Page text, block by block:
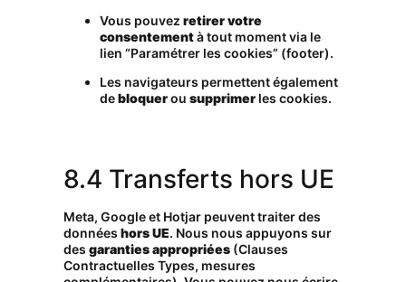
Vous pouvezretirer votre
consentementà tout moment via le
lien “Paramétrer les cookies” (footer).
Les navigateurs permettent également
debloquerousupprimer les cookies.
8.4 Transferts hors UE
Meta, Google et Hotjar peuvent traiter des
donnéeshors UE. Nous nous appuyons sur
desgaranties appropriées (Clauses
Contractuelles Types, mesures